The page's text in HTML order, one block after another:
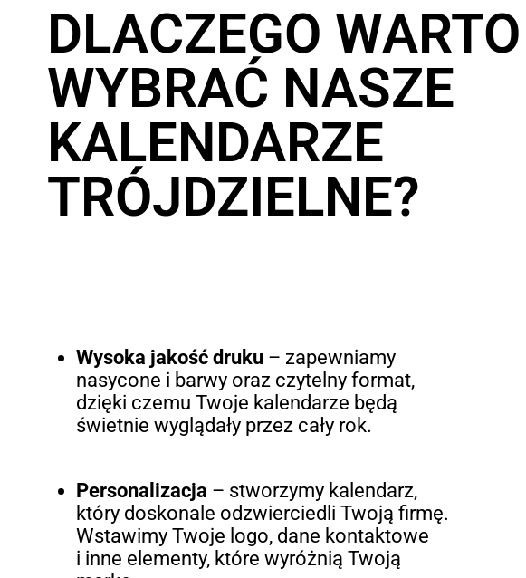
DLACZEGO WARTO
WYBRAĆ NASZE
KALENDARZE
TRÓJDZIELNE?
Wysoka jakość druku – zapewniamy
nasycone i barwy oraz czytelny format,
dzięki czemu Twoje kalendarze będą
świetnie wyglądały przez cały rok.
Personalizacja – stworzymy kalendarz,
który doskonale odzwierciedli Twoją firmę.
Wstawimy Twoje logo, dane kontaktowe
i inne elementy, które wyróżnią Twoją